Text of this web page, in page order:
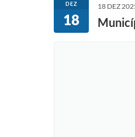
DEZ
18
18 DEZ